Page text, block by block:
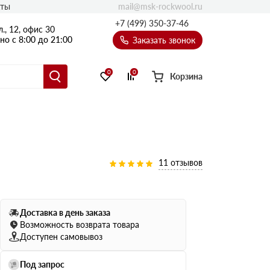
12, офис 30
с 8:00 до 21:00
+7 (499) 350-37-46
Заказать звонок
Ультратонкий
75 мм
100 мм
Балкон
Эсктра
Оптима
0 0 Корзина
mail@msk-rockwool.ru
11 отзывов
Доставка в день заказа
Возможность возврата товара
Доступен самовывоз
Под запрос